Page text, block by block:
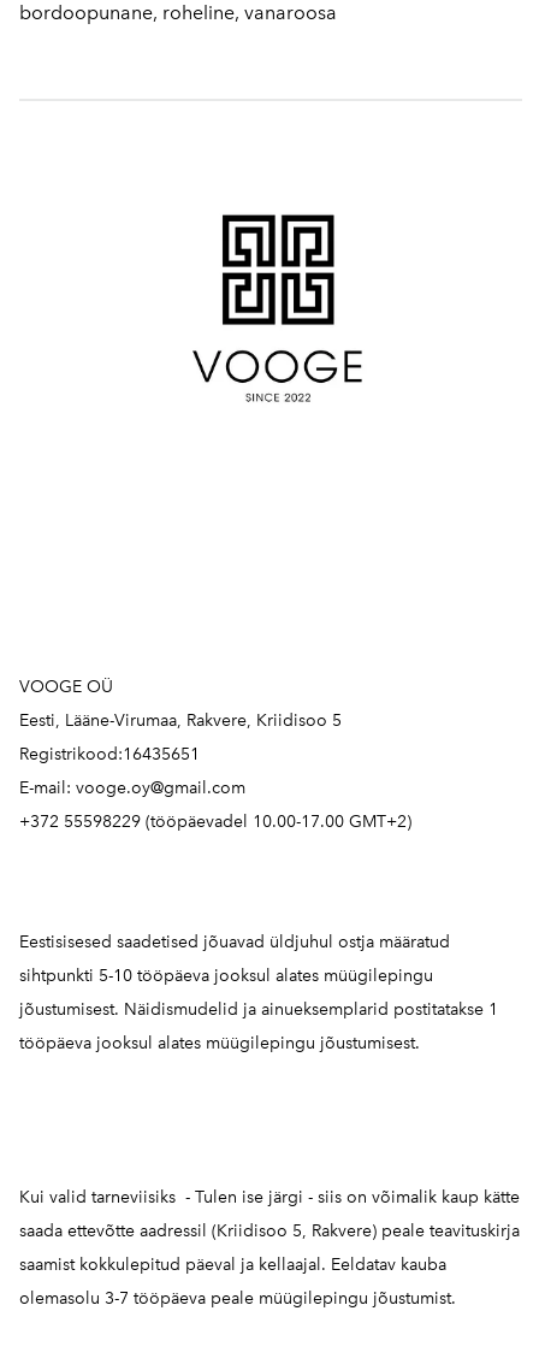
bordoopunane, roheline, vanaroosa
VOOGE OÜ
Eesti, Lääne-Virumaa, Rakvere, Kriidisoo 5
Registrikood:16435651
E-mail: vooge.oy@gmail.com
+372 55598229 (tööpäevadel 10.00-17.00 GMT+2)
Eestisisesed saadetised jõuavad üldjuhul ostja määratud
sihtpunkti 5-10 tööpäeva jooksul alates müügilepingu
jõustumisest. Näidismudelid ja ainueksemplarid postitatakse 1
tööpäeva jooksul alates müügilepingu jõustumisest.
Kui valid tarneviisiks - Tulen ise järgi - siis on võimalik kaup kätte
saada ettevõtte aadressil (Kriidisoo 5, Rakvere) peale teavituskirja
saamist kokkulepitud päeval ja kellaajal. Eeldatav kauba
olemasolu 3-7 tööpäeva peale müügilepingu jõustumist.